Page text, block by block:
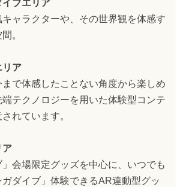
ブエリア
ャラクターや、その世界観を体感す
。
リア
で体感したことない角度から楽しめ
テクノロジーを用いた体験型コンテ
れています。
ア
」会場限定グッズを中心に、いつでも
ダイブ」体験できるAR連動型グッ